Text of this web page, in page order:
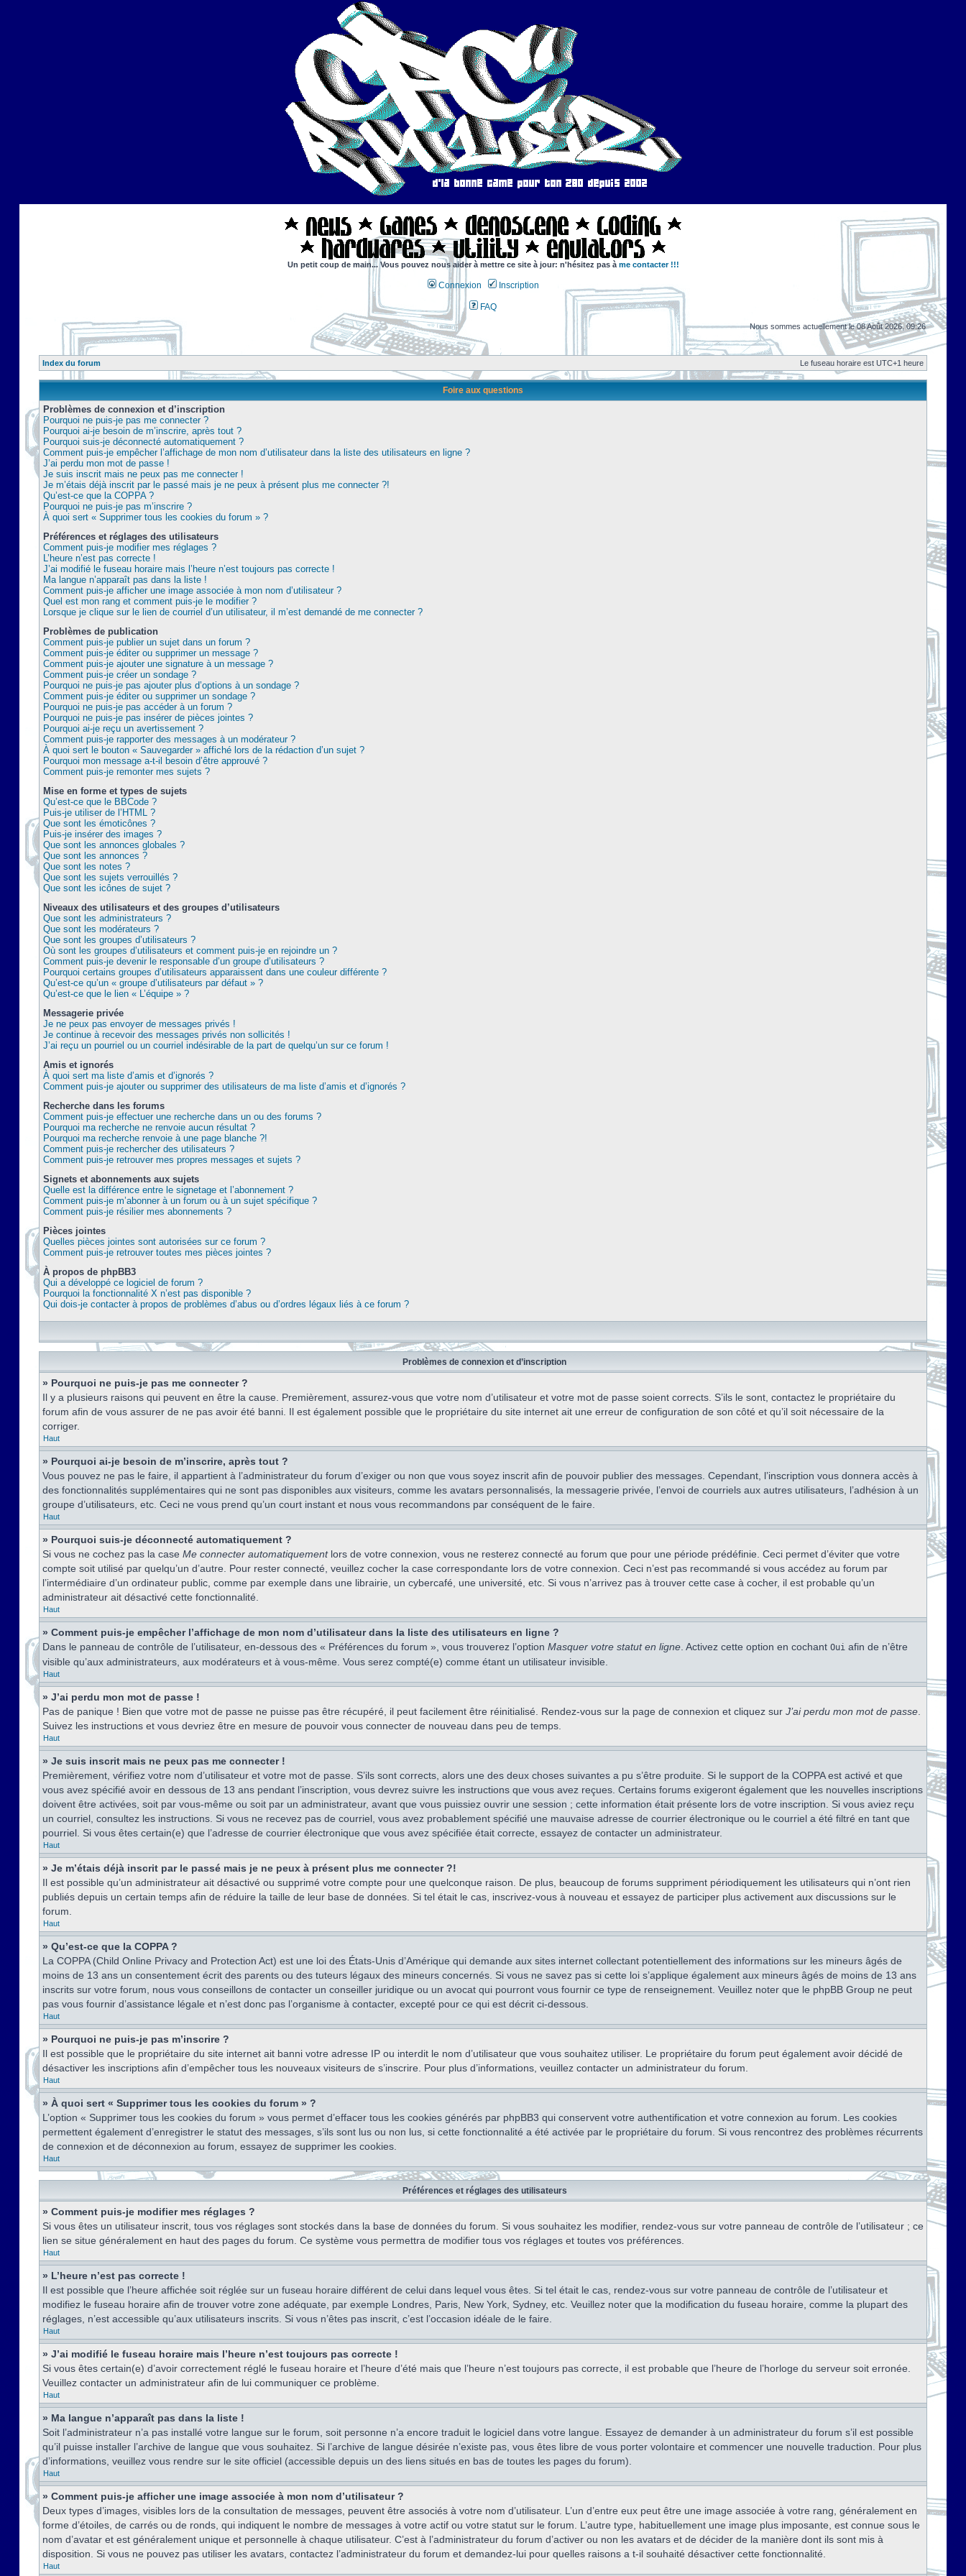
Un petit coup de main... Vous pouvez nous aider à mettre ce site à jour: n'hésitez pas à me contacter !!!
Connexion Inscription
FAQ
Nous sommes actuellement le 08 Août 2026, 09:26
Index du forum Le fuseau horaire est UTC+1 heure
Foire aux questions
Problèmes de connexion et d’inscription
Pourquoi ne puis-je pas me connecter ?
Pourquoi ai-je besoin de m’inscrire, après tout ?
Pourquoi suis-je déconnecté automatiquement ?
Comment puis-je empêcher l’affichage de mon nom d’utilisateur dans la liste des utilisateurs en ligne ?
J’ai perdu mon mot de passe !
Je suis inscrit mais ne peux pas me connecter !
Je m’étais déjà inscrit par le passé mais je ne peux à présent plus me connecter ?!
Qu’est-ce que la COPPA ?
Pourquoi ne puis-je pas m’inscrire ?
À quoi sert « Supprimer tous les cookies du forum » ?
Préférences et réglages des utilisateurs
Comment puis-je modifier mes réglages ?
L’heure n’est pas correcte !
J’ai modifié le fuseau horaire mais l’heure n’est toujours pas correcte !
Ma langue n’apparaît pas dans la liste !
Comment puis-je afficher une image associée à mon nom d’utilisateur ?
Quel est mon rang et comment puis-je le modifier ?
Lorsque je clique sur le lien de courriel d’un utilisateur, il m’est demandé de me connecter ?
Problèmes de publication
Comment puis-je publier un sujet dans un forum ?
Comment puis-je éditer ou supprimer un message ?
Comment puis-je ajouter une signature à un message ?
Comment puis-je créer un sondage ?
Pourquoi ne puis-je pas ajouter plus d’options à un sondage ?
Comment puis-je éditer ou supprimer un sondage ?
Pourquoi ne puis-je pas accéder à un forum ?
Pourquoi ne puis-je pas insérer de pièces jointes ?
Pourquoi ai-je reçu un avertissement ?
Comment puis-je rapporter des messages à un modérateur ?
À quoi sert le bouton « Sauvegarder » affiché lors de la rédaction d’un sujet ?
Pourquoi mon message a-t-il besoin d’être approuvé ?
Comment puis-je remonter mes sujets ?
Mise en forme et types de sujets
Qu’est-ce que le BBCode ?
Puis-je utiliser de l’HTML ?
Que sont les émoticônes ?
Puis-je insérer des images ?
Que sont les annonces globales ?
Que sont les annonces ?
Que sont les notes ?
Que sont les sujets verrouillés ?
Que sont les icônes de sujet ?
Niveaux des utilisateurs et des groupes d’utilisateurs
Que sont les administrateurs ?
Que sont les modérateurs ?
Que sont les groupes d’utilisateurs ?
Où sont les groupes d’utilisateurs et comment puis-je en rejoindre un ?
Comment puis-je devenir le responsable d’un groupe d’utilisateurs ?
Pourquoi certains groupes d’utilisateurs apparaissent dans une couleur différente ?
Qu’est-ce qu’un « groupe d’utilisateurs par défaut » ?
Qu’est-ce que le lien « L’équipe » ?
Messagerie privée
Je ne peux pas envoyer de messages privés !
Je continue à recevoir des messages privés non sollicités !
J’ai reçu un pourriel ou un courriel indésirable de la part de quelqu’un sur ce forum !
Amis et ignorés
À quoi sert ma liste d’amis et d’ignorés ?
Comment puis-je ajouter ou supprimer des utilisateurs de ma liste d’amis et d’ignorés ?
Recherche dans les forums
Comment puis-je effectuer une recherche dans un ou des forums ?
Pourquoi ma recherche ne renvoie aucun résultat ?
Pourquoi ma recherche renvoie à une page blanche ?!
Comment puis-je rechercher des utilisateurs ?
Comment puis-je retrouver mes propres messages et sujets ?
Signets et abonnements aux sujets
Quelle est la différence entre le signetage et l’abonnement ?
Comment puis-je m’abonner à un forum ou à un sujet spécifique ?
Comment puis-je résilier mes abonnements ?
Pièces jointes
Quelles pièces jointes sont autorisées sur ce forum ?
Comment puis-je retrouver toutes mes pièces jointes ?
À propos de phpBB3
Qui a développé ce logiciel de forum ?
Pourquoi la fonctionnalité X n’est pas disponible ?
Qui dois-je contacter à propos de problèmes d’abus ou d’ordres légaux liés à ce forum ?
Problèmes de connexion et d’inscription
» Pourquoi ne puis-je pas me connecter ?
Il y a plusieurs raisons qui peuvent en être la cause. Premièrement, assurez-vous que votre nom d’utilisateur et votre mot de passe soient corrects. S’ils le sont, contactez le propriétaire du
forum afin de vous assurer de ne pas avoir été banni. Il est également possible que le propriétaire du site internet ait une erreur de configuration de son côté et qu’il soit nécessaire de la
corriger.
Haut
» Pourquoi ai-je besoin de m’inscrire, après tout ?
Vous pouvez ne pas le faire, il appartient à l’administrateur du forum d’exiger ou non que vous soyez inscrit afin de pouvoir publier des messages. Cependant, l’inscription vous donnera accès à
des fonctionnalités supplémentaires qui ne sont pas disponibles aux visiteurs, comme les avatars personnalisés, la messagerie privée, l’envoi de courriels aux autres utilisateurs, l’adhésion à un
groupe d’utilisateurs, etc. Ceci ne vous prend qu’un court instant et nous vous recommandons par conséquent de le faire.
Haut
» Pourquoi suis-je déconnecté automatiquement ?
Si vous ne cochez pas la case Me connecter automatiquementlors de votre connexion, vous ne resterez connecté au forum que pour une période prédéfinie. Ceci permet d’éviter que votre
compte soit utilisé par quelqu’un d’autre. Pour rester connecté, veuillez cocher la case correspondante lors de votre connexion. Ceci n’est pas recommandé si vous accédez au forum par
l’intermédiaire d’un ordinateur public, comme par exemple dans une librairie, un cybercafé, une université, etc. Si vous n’arrivez pas à trouver cette case à cocher, il est probable qu’un
administrateur ait désactivé cette fonctionnalité.
Haut
» Comment puis-je empêcher l’affichage de mon nom d’utilisateur dans la liste des utilisateurs en ligne ?
Dans le panneau de contrôle de l’utilisateur, en-dessous des « Préférences du forum », vous trouverez l’option Masquer votre statut en ligne . Activez cette option en cochant Oui afin de n’être
visible qu’aux administrateurs, aux modérateurs et à vous-même. Vous serez compté(e) comme étant un utilisateur invisible.
Haut
» J’ai perdu mon mot de passe !
Pas de panique ! Bien que votre mot de passe ne puisse pas être récupéré, il peut facilement être réinitialisé. Rendez-vous sur la page de connexion et cliquez sur J’ai perdu mon mot de passe
Suivez les instructions et vous devriez être en mesure de pouvoir vous connecter de nouveau dans peu de temps.
Haut
» Je suis inscrit mais ne peux pas me connecter !
Premièrement, vérifiez votre nom d’utilisateur et votre mot de passe. S’ils sont corrects, alors une des deux choses suivantes a pu s’être produite. Si le support de la COPPA est activé et que
vous avez spécifié avoir en dessous de 13 ans pendant l’inscription, vous devrez suivre les instructions que vous avez reçues. Certains forums exigeront également que les nouvelles inscriptions
doivent être activées, soit par vous-même ou soit par un administrateur, avant que vous puissiez ouvrir une session ; cette information était présente lors de votre inscription. Si vous aviez reçu
un courriel, consultez les instructions. Si vous ne recevez pas de courriel, vous avez probablement spécifié une mauvaise adresse de courrier électronique ou le courriel a été filtré en tant que
pourriel. Si vous êtes certain(e) que l’adresse de courrier électronique que vous avez spécifiée était correcte, essayez de contacter un administrateur.
Haut
» Je m’étais déjà inscrit par le passé mais je ne peux à présent plus me connecter ?!
Il est possible qu’un administrateur ait désactivé ou supprimé votre compte pour une quelconque raison. De plus, beaucoup de forums suppriment périodiquement les utilisateurs qui n’ont rien
publiés depuis un certain temps afin de réduire la taille de leur base de données. Si tel était le cas, inscrivez-vous à nouveau et essayez de participer plus activement aux discussions sur le
forum.
Haut
» Qu’est-ce que la COPPA ?
La COPPA (Child Online Privacy and Protection Act) est une loi des États-Unis d’Amérique qui demande aux sites internet collectant potentiellement des informations sur les mineurs âgés de
moins de 13 ans un consentement écrit des parents ou des tuteurs légaux des mineurs concernés. Si vous ne savez pas si cette loi s’applique également aux mineurs âgés de moins de 13 ans
inscrits sur votre forum, nous vous conseillons de contacter un conseiller juridique ou un avocat qui pourront vous fournir ce type de renseignement. Veuillez noter que le phpBB Group ne peut
pas vous fournir d’assistance légale et n’est donc pas l’organisme à contacter, excepté pour ce qui est décrit ci-dessous.
Haut
» Pourquoi ne puis-je pas m’inscrire ?
Il est possible que le propriétaire du site internet ait banni votre adresse IP ou interdit le nom d’utilisateur que vous souhaitez utiliser. Le propriétaire du forum peut également avoir décidé de
désactiver les inscriptions afin d’empêcher tous les nouveaux visiteurs de s’inscrire. Pour plus d’informations, veuillez contacter un administrateur du forum.
Haut
» À quoi sert « Supprimer tous les cookies du forum » ?
L’option « Supprimer tous les cookies du forum » vous permet d’effacer tous les cookies générés par phpBB3 qui conservent votre authentification et votre connexion au forum. Les cookies
permettent également d’enregistrer le statut des messages, s’ils sont lus ou non lus, si cette fonctionnalité a été activée par le propriétaire du forum. Si vous rencontrez des problèmes récurrents
de connexion et de déconnexion au forum, essayez de supprimer les cookies.
Haut
Préférences et réglages des utilisateurs
» Comment puis-je modifier mes réglages ?
Si vous êtes un utilisateur inscrit, tous vos réglages sont stockés dans la base de données du forum. Si vous souhaitez les modifier, rendez-vous sur votre panneau de contrôle de l’utilisateur ; ce
lien se situe généralement en haut des pages du forum. Ce système vous permettra de modifier tous vos réglages et toutes vos préférences.
Haut
» L’heure n’est pas correcte !
Il est possible que l’heure affichée soit réglée sur un fuseau horaire différent de celui dans lequel vous êtes. Si tel était le cas, rendez-vous sur votre panneau de contrôle de l’utilisateur et
modifiez le fuseau horaire afin de trouver votre zone adéquate, par exemple Londres, Paris, New York, Sydney, etc. Veuillez noter que la modification du fuseau horaire, comme la plupart des
réglages, n’est accessible qu’aux utilisateurs inscrits. Si vous n’êtes pas inscrit, c’est l’occasion idéale de le faire.
Haut
» J’ai modifié le fuseau horaire mais l’heure n’est toujours pas correcte !
Si vous êtes certain(e) d’avoir correctement réglé le fuseau horaire et l’heure d’été mais que l’heure n’est toujours pas correcte, il est probable que l’heure de l’horloge du serveur soit erronée.
Veuillez contacter un administrateur afin de lui communiquer ce problème.
Haut
» Ma langue n’apparaît pas dans la liste !
Soit l’administrateur n’a pas installé votre langue sur le forum, soit personne n’a encore traduit le logiciel dans votre langue. Essayez de demander à un administrateur du forum s’il est possible
qu’il puisse installer l’archive de langue que vous souhaitez. Si l’archive de langue désirée n’existe pas, vous êtes libre de vous porter volontaire et commencer une nouvelle traduction. Pour plus
d’informations, veuillez vous rendre sur le site officiel (accessible depuis un des liens situés en bas de toutes les pages du forum).
Haut
» Comment puis-je afficher une image associée à mon nom d’utilisateur ?
Deux types d’images, visibles lors de la consultation de messages, peuvent être associés à votre nom d’utilisateur. L’un d’entre eux peut être une image associée à votre rang, généralement en
forme d’étoiles, de carrés ou de ronds, qui indiquent le nombre de messages à votre actif ou votre statut sur le forum. L’autre type, habituellement une image plus imposante, est connue sous le
nom d’avatar et est généralement unique et personnelle à chaque utilisateur. C’est à l’administrateur du forum d’activer ou non les avatars et de décider de la manière dont ils sont mis à
disposition. Si vous ne pouvez pas utiliser les avatars, contactez l’administrateur du forum et demandez-lui pour quelles raisons a t-il souhaité désactiver cette fonctionnalité.
Haut